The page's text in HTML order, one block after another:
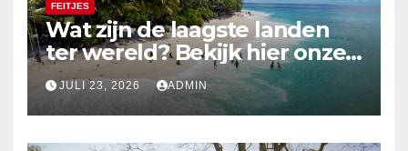
FEITJES
Wat zijn de laagste landen
ter wereld? Bekijk hier onze
top 10
JULI 23, 2026 ADMIN